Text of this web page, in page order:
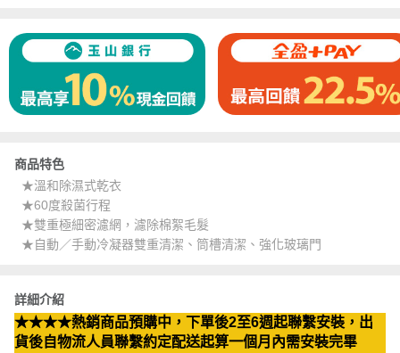
商品特色
★溫和除濕式乾衣
★60度殺菌行程
★雙重極細密濾網，濾除棉絮毛髮
★自動／手動冷凝器雙重清潔、筒槽清潔、強化玻璃門
詳細介紹
★★★★熱銷商品預購中，下單後2至6週起聯繫安裝，出
貨後自物流人員聯繫約定配送起算一個月內需安裝完畢